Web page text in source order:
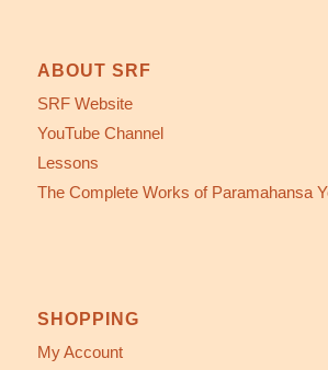
ABOUT SRF
SRF Website
YouTube Channel
Lessons
The Complete Works of Paramahansa
SHOPPING
My Account